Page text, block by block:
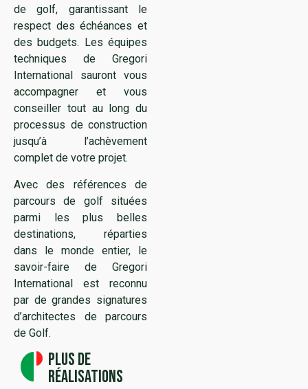
de golf, garantissant le
respect des échéances et
des budgets. Les équipes
techniques de Gregori
International sauront vous
accompagner et vous
conseiller tout au long du
processus de construction
jusqu’à l’achèvement
complet de votre projet.
Avec des références de
parcours de golf situées
parmi les plus belles
destinations, réparties
dans le monde entier, le
savoir-faire de Gregori
International est reconnu
par de grandes signatures
d’architectes de parcours
de Golf.
Plus de
réalisations